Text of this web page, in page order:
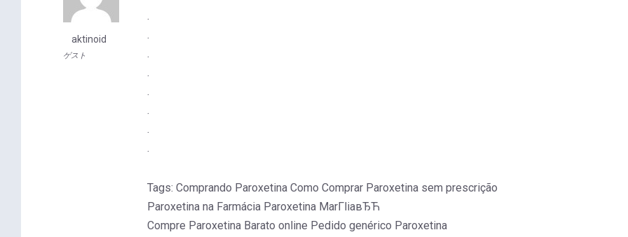
aktinoid
ゲスト
.
.
.
.
.
.
.
.
Tags: Comprando Paroxetina Como Comprar Paroxetina sem prescrição
Paroxetina na Farmácia Paroxetina MarГ­liaвЂЋ
Compre Paroxetina Barato online Pedido genérico Paroxetina